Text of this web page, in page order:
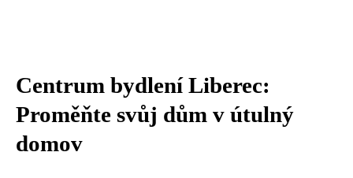
Centrum bydlení Liberec:
Proměňte svůj dům v útulný
domov